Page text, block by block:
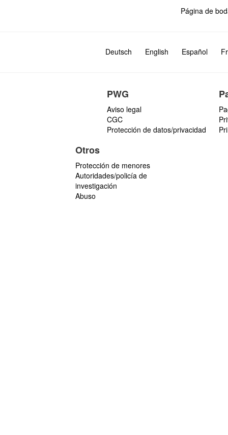
Página de
Deutsch English Español
PWG
Aviso legal
CGC
Protección de datos/privacidad
Otros
Protección de menores
Autoridades/policía de
investigación
Abuso